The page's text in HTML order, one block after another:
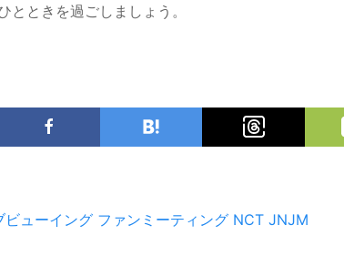
とときを過ごしましょう。
ビューイング ファンミーティング NCT JNJM